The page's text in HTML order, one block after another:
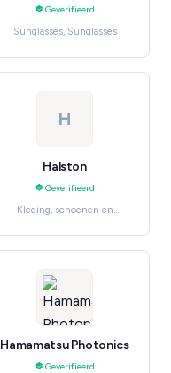
Geverifieerd
Sunglasses, Sunglasses
H
Halston
Geverifieerd
Kleding, schoenen en
Fashion
Hamamatsu Photonics
Geverifieerd